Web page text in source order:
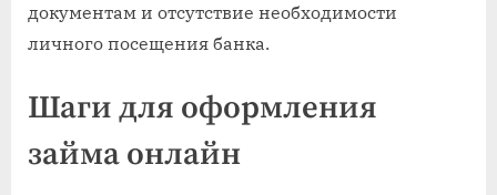
документам и отсутствие необходимости
личного посещения банка.
Шаги для оформления
займа онлайн